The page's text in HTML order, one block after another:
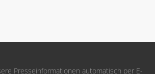
Presseinformationen automatisch per E-